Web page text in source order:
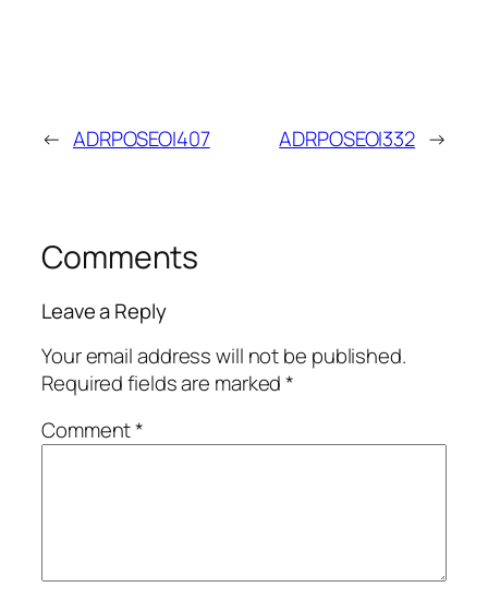
← ADRPOSEOI407 ADRPOSEOI332 →
Comments
Leave a Reply
Your email address will not be published.
Required fields are marked*
Comment*